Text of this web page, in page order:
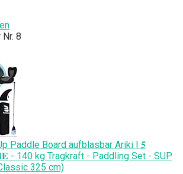
8
Paddle Board aufblasbar Ariki | 𝟓
140 kg Tragkraft - Paddling Set - SUP
325 cm)